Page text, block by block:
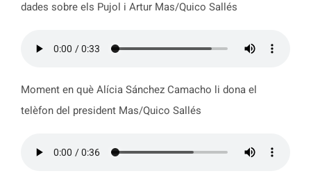
dades sobre els Pujol i Artur Mas/Quico Sallés
Moment en què Alícia Sánchez Camacho li dona el
telèfon del president Mas/Quico Sallés